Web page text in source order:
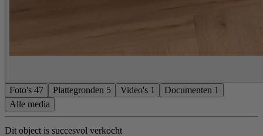
Foto's 47 Plattegronden 5 Video's 1 Documenten 1
Alle media
Dit object is succesvol verkocht